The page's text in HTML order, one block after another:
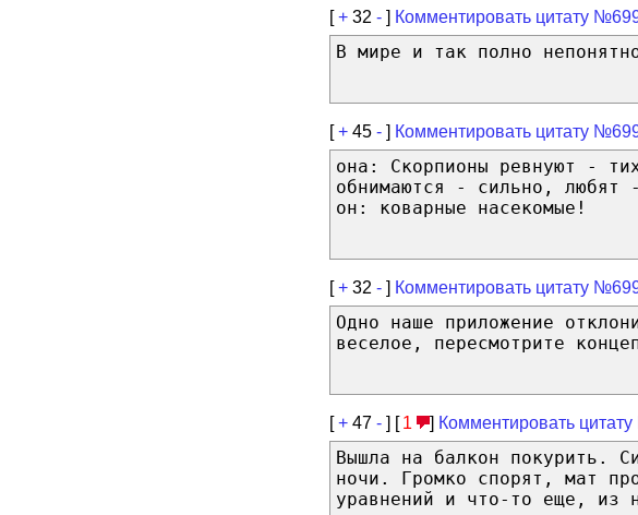
[+ 32 - ] Комментировать цитату
В мире и так полно
[+ 45 - ] Комментировать цитату
она: Скорпионы ревнуют -
обнимаются - сильно, любят
он: коварные насекомые!
[+ 32 - ] Комментировать цитату
Одно наше приложение
веселое, пересмотрите
[+ 47 - ] [ 1 ] Комментировать
Вышла на балкон покурить.
ночи. Громко спорят, мат
уравнений и что-то еще, из